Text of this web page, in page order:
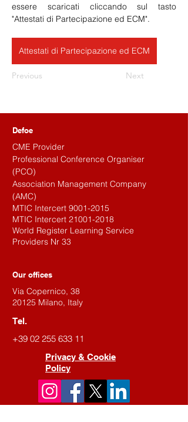
essere scaricati cliccando sul tasto
"Attestati di Partecipazione ed ECM".
Attestati di Partecipazione ed ECM
Previous Next
Defoe
CME Provider
Professional Conference Organiser
(PCO)
Association Management Company
(AMC)
MTIC Intercert 9001-2015
MTIC Intercert 21001-2018
World Register Learning Service
Providers Nr 33
Our offices
Via Copernico, 38
20125 Milano, Italy
Tel.
+39 02 255 633 11
Privacy & Cookie
Policy